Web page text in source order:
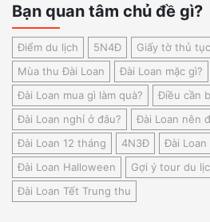
Bạn quan tâm chủ đề gì?
Điểm du lịch 5N4Đ Giấy tờ thủ tục
Mùa thu Đài Loan
Đài Loan mặc gì?
Đài Loan mua gì làm quà?
Điều cần
Đài Loan nghỉ ở đâu?
Đài Loan nên
Đài Loan 12 tháng
4N3Đ
Đài
Đài Loan Halloween
Gợi ý tour du
Đài Loan Tết Trung thu